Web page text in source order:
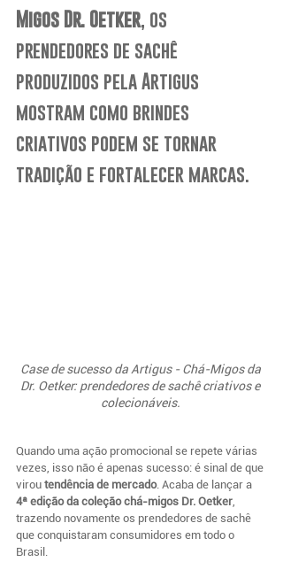
Migos Dr. Oetker, os
prendedores de sachê
produzidos pela Artigus
mostram como brindes
criativos podem se tornar
tradição e fortalecer marcas.
Case de sucesso da Artigus - Chá-Migos da
Dr. Oetker: prendedores de sachê criativos e
colecionáveis.
Quando uma ação promocional se repete várias
vezes, isso não é apenas sucesso: é sinal de que
virou tendência de mercado. Acaba de lançar a
4ª edição da coleção chá-migos Dr. Oetker
trazendo novamente os prendedores de sachê
que conquistaram consumidores em todo o
Brasil.